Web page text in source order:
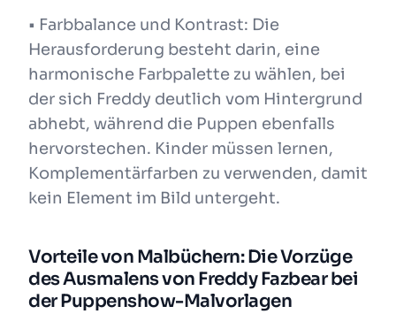
• Farbbalance und Kontrast: Die
Herausforderung besteht darin, eine
harmonische Farbpalette zu wählen, bei
der sich Freddy deutlich vom Hintergrund
abhebt, während die Puppen ebenfalls
hervorstechen. Kinder müssen lernen,
Komplementärfarben zu verwenden, damit
kein Element im Bild untergeht.
Vorteile von Malbüchern: Die Vorzüge
des Ausmalens von Freddy Fazbear bei
der Puppenshow-Malvorlagen